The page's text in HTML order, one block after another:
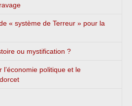
« système de Terreur » pour la
ou mystification ?
politique et le